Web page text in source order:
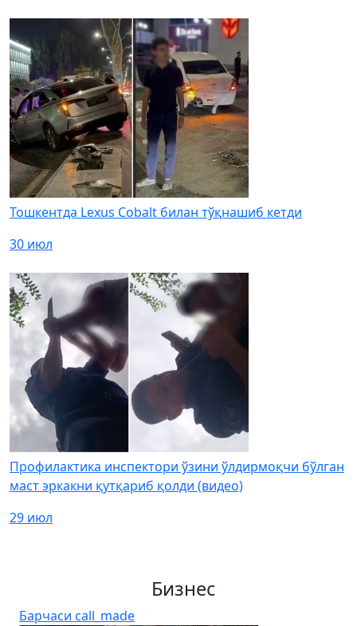
Тошкентда Lexus Cobalt билан тўқнашиб кетди
30 июл
Профилактика инспектори ўзини ўлдирмоқчи бўлган
маст эркакни қутқариб қолди (видео)
29 июл
Бизнес
Барчаси call_made